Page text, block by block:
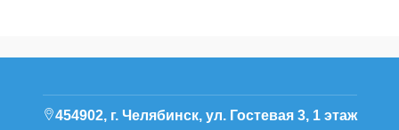
454902, г. Челябинск, ул. Гостевая 3, 1 этаж